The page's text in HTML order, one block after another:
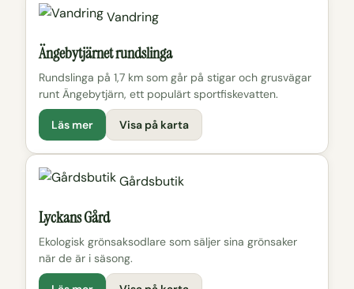
Vandring
Ängebytjärnet rundslinga
Rundslinga på 1,7 km som går på stigar och grusvägar
runt Ängebytjärn, ett populärt sportfiskevatten.
Läs mer Visa på karta
Gårdsbutik
Lyckans Gård
Ekologisk grönsaksodlare som säljer sina grönsaker
när de är i säsong.